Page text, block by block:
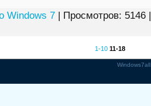
Windows 7| Просмотров: 5146
1-10 11-18